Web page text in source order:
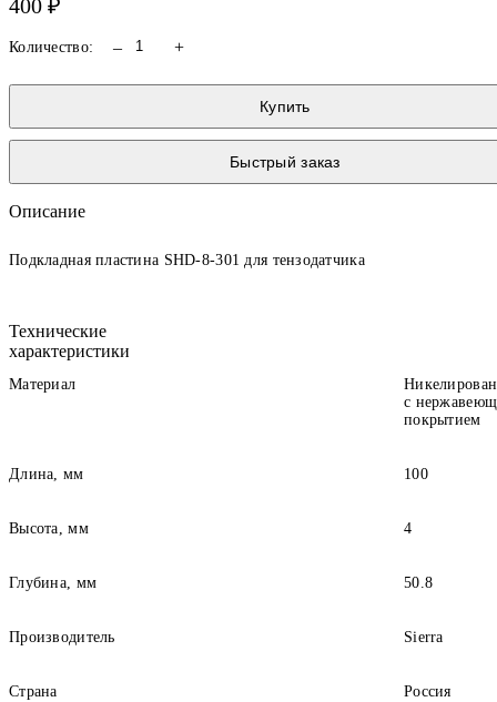
400 ₽
Количество: – +
Купить
Быстрый заказ
Описание
Подкладная пластина SHD-8-301 для тензодатчика
Технические
характеристики
Материал
с
покрытием
Длина, мм 100
Высота, мм 4
Глубина, мм 50.8
Производитель Sierra
Страна Россия